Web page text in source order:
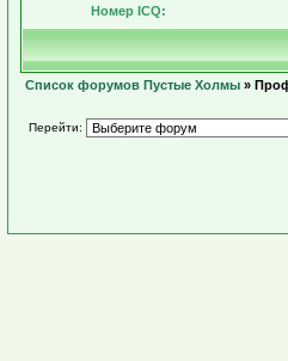
Номер ICQ:
Список форумов Пустые Холмы »
Перейти: